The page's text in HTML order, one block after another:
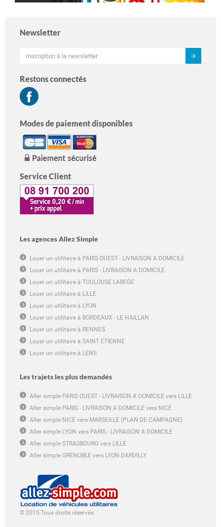
Newsletter
Restons connectés
Modes de paiement disponibles
Service Client
Les agences Allez Simple
Louer un utilitaire à PARIS OUEST - LIVRAISON A DOMICILE
Louer un utilitaire à PARIS - LIVRAISON A DOMICILE
Louer un utilitaire à TOULOUSE LABEGE
Louer un utilitaire à LILLE
Louer un utilitaire à LYON
Louer un utilitaire à BORDEAUX - LE HAILLAN
Louer un utilitaire à RENNES
Louer un utilitaire à SAINT ETIENNE
Louer un utilitaire à LENS
Les trajets les plus demandés
Aller simple PARIS OUEST - LIVRAISON A DOMICILE vers LILLE
Aller simple PARIS - LIVRAISON A DOMICILE vers NICE
Aller simple NICE vers MARSEILLE (PLAN DE CAMPAGNE)
Aller simple LYON vers PARIS - LIVRAISON A DOMICILE
Aller simple STRASBOURG vers LILLE
Aller simple GRENOBLE vers LYON DARDILLY
© 2015 Tous droits réservés